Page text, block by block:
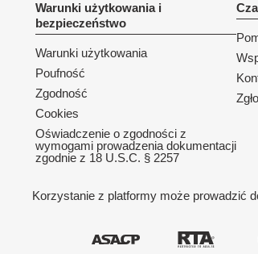
Warunki użytkowania i
bezpieczeństwo
Warunki użytkowania
Poufność
Zgodność
Cookies
Oświadczenie o zgodności z
wymogami prowadzenia dokumentacji
zgodnie z 18 U.S.C. § 2257
Korzystanie z platformy może prowadzić